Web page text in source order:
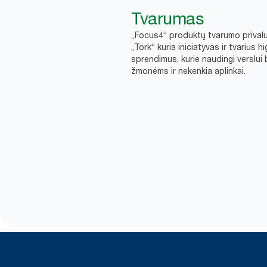
Tvarumas
„Focus4“ produktų tvarumo
„Tork“ kuria iniciatyvas ir tvarius
sprendimus, kurie naudingi verslui
žmonėms ir nekenkia aplinkai.